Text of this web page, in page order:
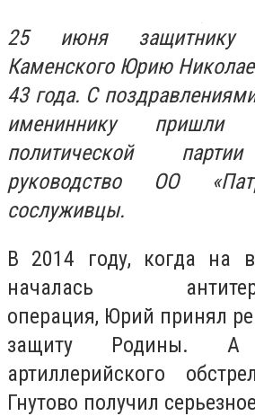
25 июня защитнику
Каменского Юрию
43 года. С
имениннику пришли
политической
руководство ОО
сослуживцы.
В 2014 году, когда на
началась
операция, Юрий принял
защиту Родины.
артиллерийского
Гнутово получил